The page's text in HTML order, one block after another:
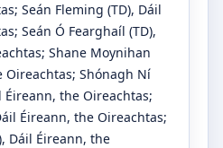
; Seán Fleming (TD), Dáil
; Seán Ó Fearghaíl (TD),
; Shane Moynihan
Oireachtas; Shónagh Ní
Éireann, the Oireachtas;
Éireann, the Oireachtas;
, Dáil Éireann, the